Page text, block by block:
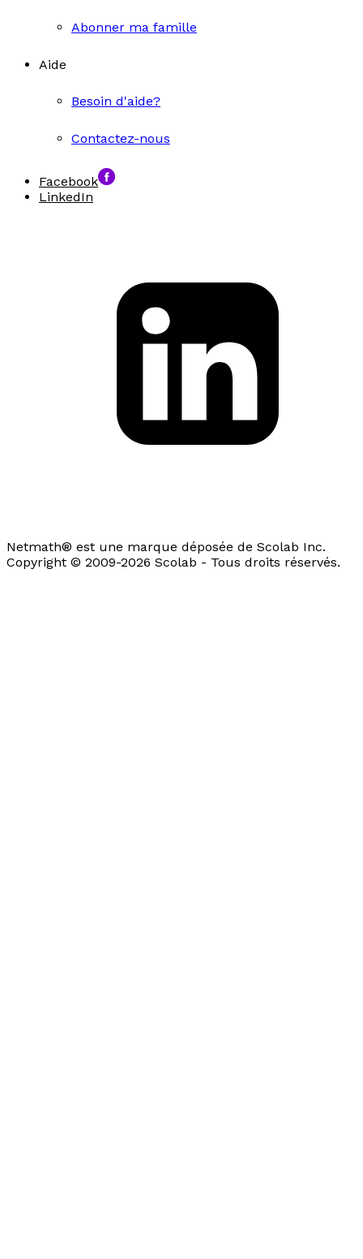
Abonner ma famille
Aide
Besoin d'aide?
Contactez-nous
Facebook
LinkedIn
Netmath® est une marque déposée de Scolab Inc.
Copyright © 2009-2026 Scolab - Tous droits réservés.